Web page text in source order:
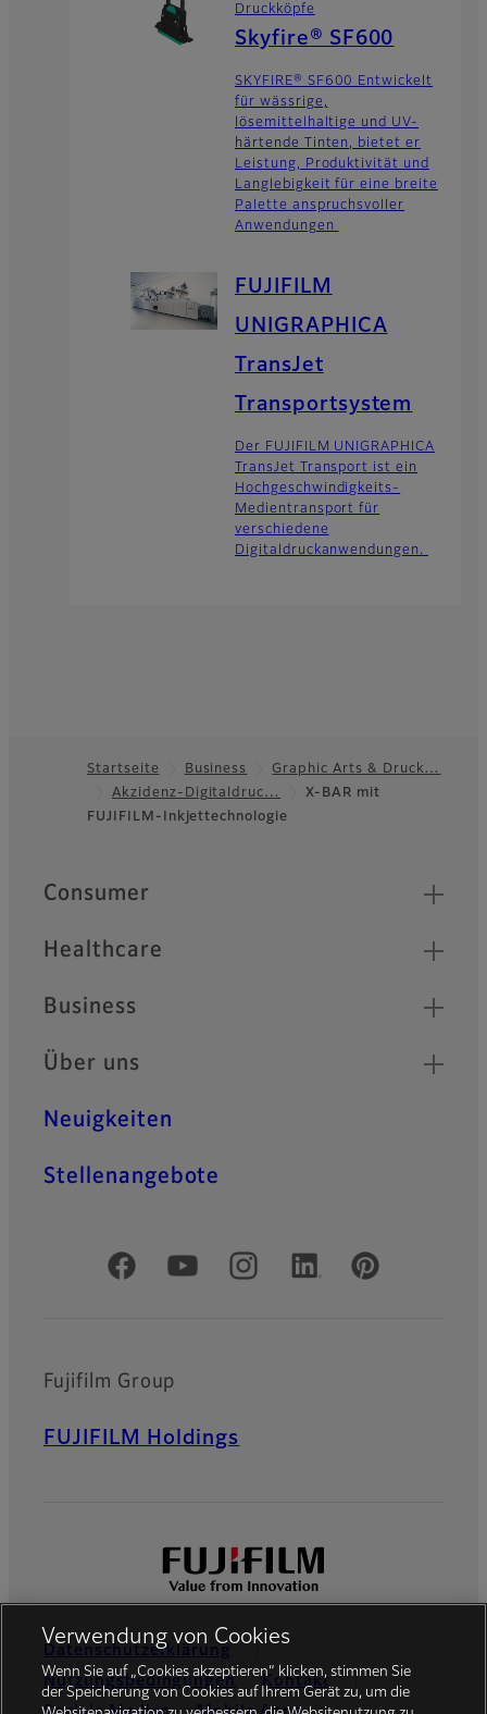
Druckköpfe
Skyfire® SF600
SKYFIRE® SF600 Entwickelt
für wässrige,
lösemittelhaltige und UV-
härtende Tinten, bietet er
Leistung, Produktivität und
Langlebigkeit für eine breite
Palette anspruchsvoller
Anwendungen
FUJIFILM
UNIGRAPHICA
TransJet
Transportsystem
Der FUJIFILM UNIGRAPHICA
TransJet Transport ist ein
Hochgeschwindigkeits-
Medientransport für
verschiedene
Digitaldruckanwendungen.
Footer
Startseite Business
Graphic Arts & Druck…
Akzidenz-Digitaldruc…
X-BAR mit
FUJIFILM-Inkjettechnologie
Quick Links
Consumer
Healthcare
Business
Über uns
Neuigkeiten
Stellenangebote
Offizielle soziale Medien
Fujifilm Group
FUJIFILM Holdings
Datenschutzerklärung
Nutzungsbedingungen
Kontakt
Verwendung von Cookies
Wenn Sie auf „Cookies akzeptieren“ klicken, stimmen Sie
der Speicherung von Cookies auf Ihrem Gerät zu, um die